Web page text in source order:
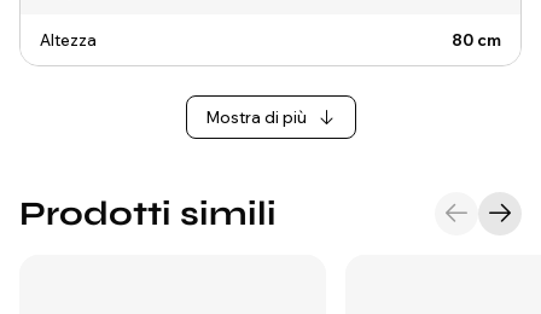
Altezza 80 cm
Mostra di più
Prodotti simili